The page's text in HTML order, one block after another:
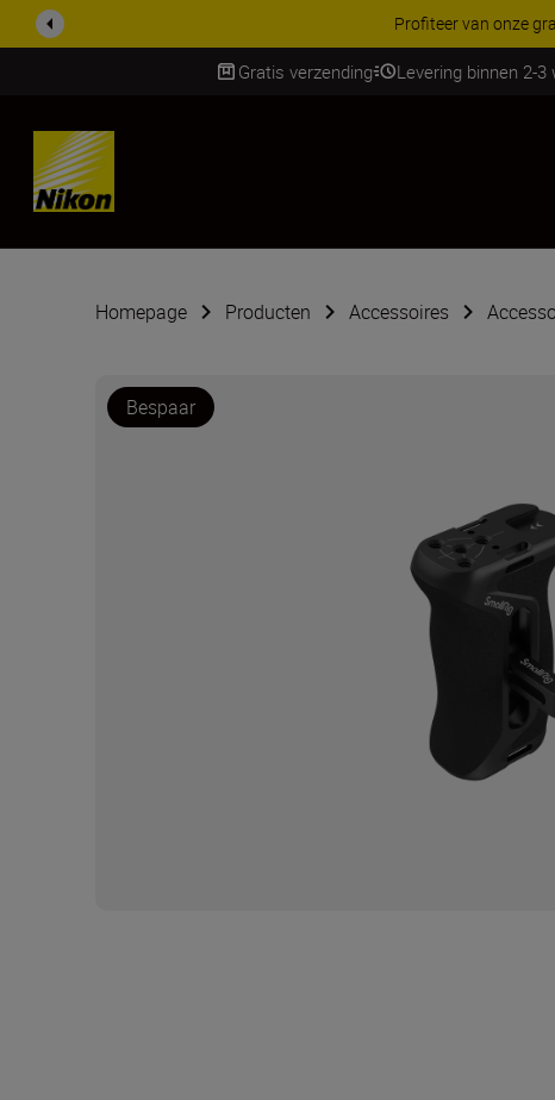
KORTING OP
Gratis verzending Levering binnen 2-3
SKIP
Homepage Producten Accessoires
Bespaar